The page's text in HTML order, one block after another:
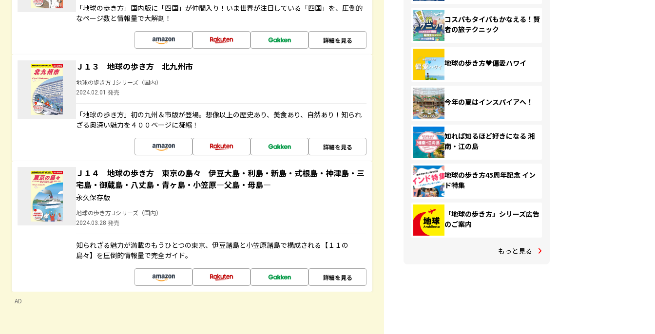
「地球の歩き方」国内版に「四国」が仲間入り！いま世界が注目している「四国」を、圧倒的
なページ数と情報量で大解剖！
詳細を見る
Ｊ１３ 地球の歩き方 北九州市
地球の歩き方 Jシリーズ（国内）
2024.02.01 発売
「地球の歩き方」初の九州＆市版が登場。想像以上の歴史あり、美食あり、自然あり！知られ
ざる奥深い魅力を４００ページに凝縮！
詳細を見る
Ｊ１４ 地球の歩き方 東京の島々 伊豆大島・利島・新島・式根島・神津島・三
宅島・御蔵島・八丈島・青ヶ島・小笠原―父島・母島―
永久保存版
地球の歩き方 Jシリーズ（国内）
2024.03.28 発売
知られざる魅力が満載のもうひとつの東京、伊豆諸島と小笠原諸島で構成される【１１の
島々】を圧倒的情報量で完全ガイド。
詳細を見る
AD
コスパもタイパもかなえる！賢
者の旅テクニック
地球の歩き方♥偏愛ハワイ
今年の夏はインスパイアへ！
知れば知るほど好きになる 湘
南・江の島
地球の歩き方45周年記念 イン
ド特集
「地球の歩き方」シリーズ広告
のご案内
もっと見る